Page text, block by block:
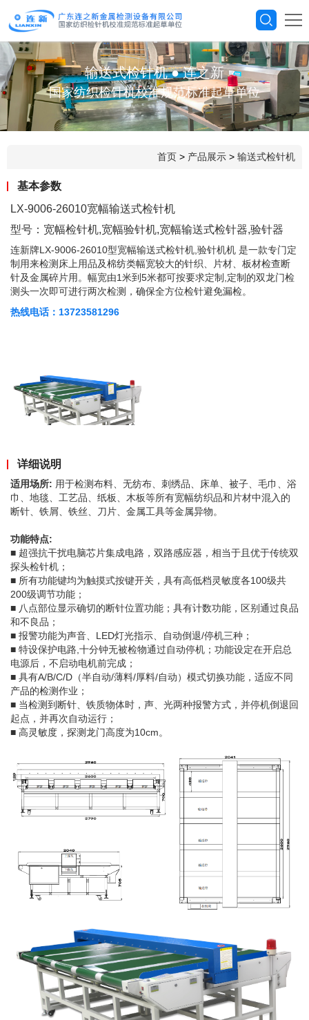
输送式检针机●连之新
国家纺织检针机校准规范标准起草单位
首页 > 产品展示 > 输送式检针机
基本参数
LX-9006-26010宽幅输送式检针机
型号：宽幅检针机,宽幅验针机,宽幅输送式检针器,验针器
连新牌LX-9006-26010型宽幅输送式检针机,验针机机 是一款专门定
制用来检测床上用品及棉纺类幅宽较大的针织、片材、板材检查断
针及金属碎片用。幅宽由1米到5米都可按要求定制,定制的双龙门检
测头一次即可进行两次检测，确保全方位检针避免漏检。
热线电话：13723581296
详细说明
适用场所: 用于检测布料、无纺布、刺绣品、床单、被子、毛巾、浴
巾、地毯、工艺品、纸板、木板等所有宽幅纺织品和片材中混入的
断针、铁屑、铁丝、刀片、金属工具等金属异物。
功能特点:
■ 超强抗干扰电脑芯片集成电路，双路感应器，相当于且优于传统双
探头检针机；
■ 所有功能键均为触摸式按键开关，具有高低档灵敏度各100级共
200级调节功能；
■ 八点部位显示确切的断针位置功能；具有计数功能，区别通过良品
和不良品；
■ 报警功能为声音、LED灯光指示、自动倒退/停机三种；
■ 特设保护电路,十分钟无被检物通过自动停机；功能设定在开启总
电源后，不启动电机前完成；
■ 具有A/B/C/D（半自动/薄料/厚料/自动）模式切换功能，适应不同
产品的检测作业；
■ 当检测到断针、铁质物体时，声、光两种报警方式，并停机倒退回
起点，并再次自动运行；
■ 高灵敏度，探测龙门高度为10cm。